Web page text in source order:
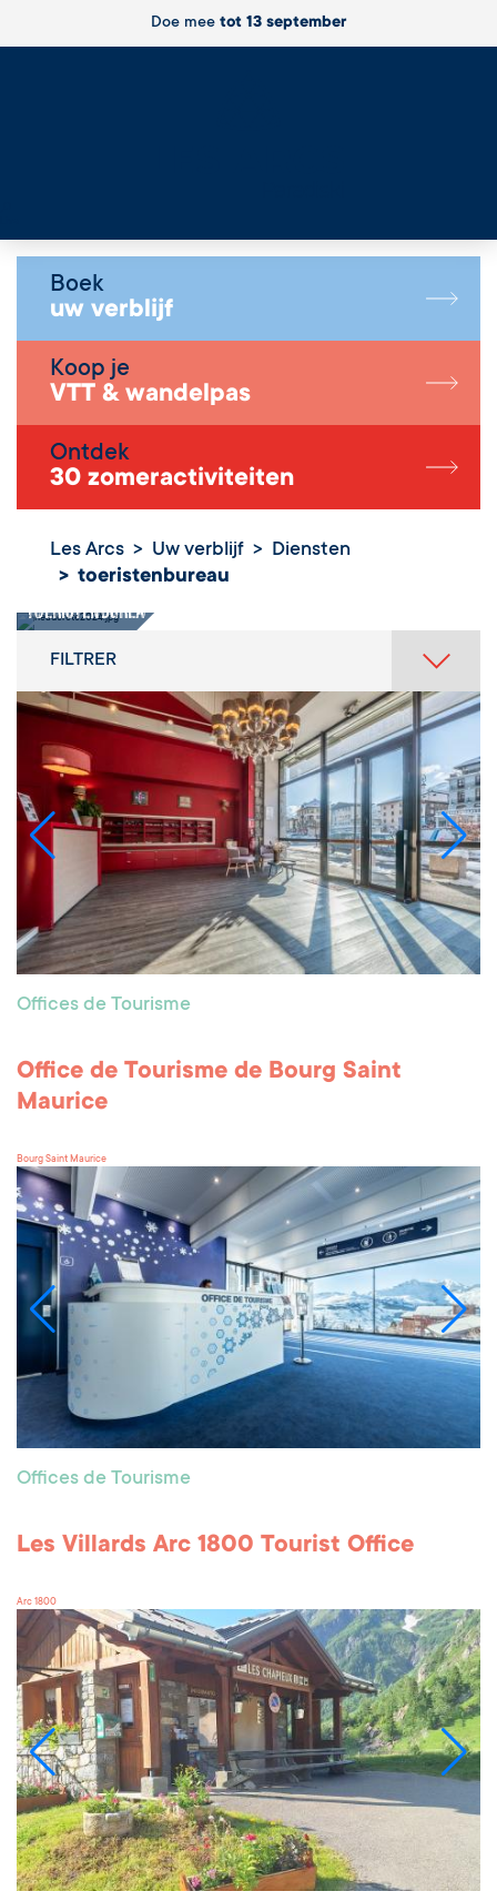
Doe mee tot 13 september
Boek
uw verblijf
Koop je
VTT & wandelpas
Ontdek
30 zomeractiviteiten
Les Arcs Uw verblijf
Diensten
toeristenbureau
toeristenbureau
FILTRER
Offices de Tourisme
Office de Tourisme de Bourg Saint
Maurice
Bourg Saint Maurice
Offices de Tourisme
Les Villards Arc 1800 Tourist Office
Arc 1800